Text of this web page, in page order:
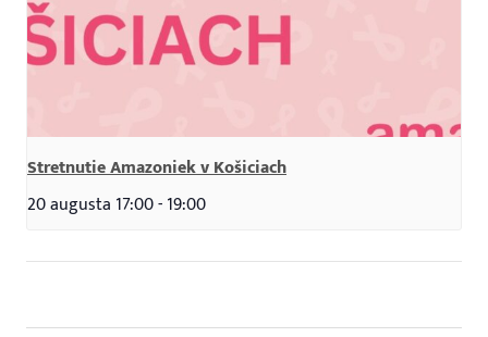
Stretnutie Amazoniek v Košiciach
20 augusta 17:00-19:00